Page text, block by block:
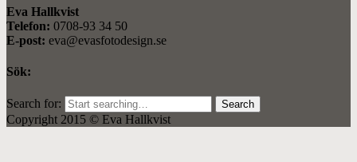
Eva Hallkvist
Telefon: 0708-93 34 50
E-post: eva@evasfotodesign.se
Sök:
Search for:
Copyright 2015 © Eva Hallkvist